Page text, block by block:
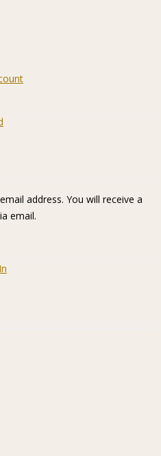
address. You will receive a
email.